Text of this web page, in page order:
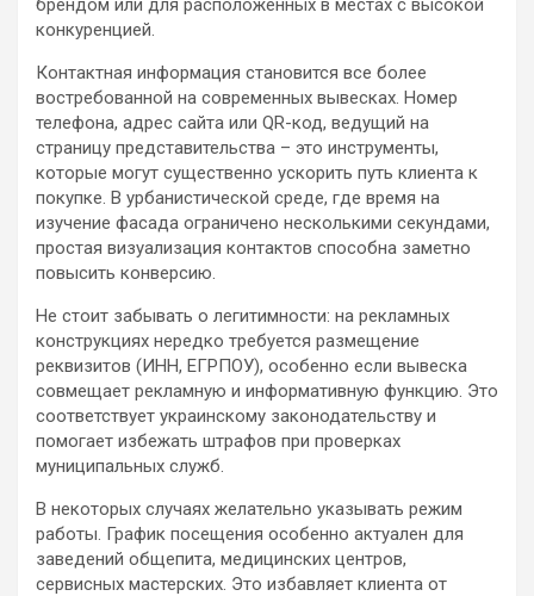
брендом или для расположенных в местах с высокой
конкуренцией.
Контактная информация становится все более
востребованной на современных вывесках. Номер
телефона, адрес сайта или QR-код, ведущий на
страницу представительства – это инструменты,
которые могут существенно ускорить путь клиента к
покупке. В урбанистической среде, где время на
изучение фасада ограничено несколькими секундами,
простая визуализация контактов способна заметно
повысить конверсию.
Не стоит забывать о легитимности: на рекламных
конструкциях нередко требуется размещение
реквизитов (ИНН, ЕГРПОУ), особенно если вывеска
совмещает рекламную и информативную функцию. Это
соответствует украинскому законодательству и
помогает избежать штрафов при проверках
муниципальных служб.
В некоторых случаях желательно указывать режим
работы. График посещения особенно актуален для
заведений общепита, медицинских центров,
сервисных мастерских. Это избавляет клиента от